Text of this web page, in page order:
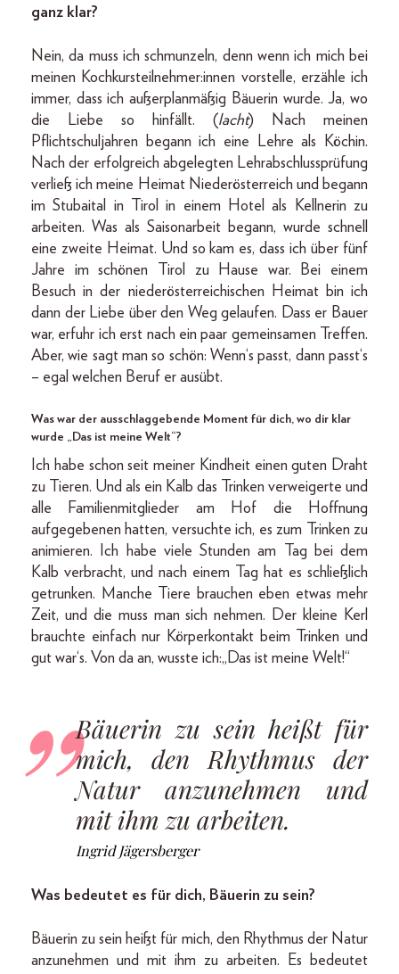
ganz klar?
Nein, da muss ich schmunzeln, denn wenn ich mich bei
meinen Kochkursteilnehmer:innen vorstelle, erzähle ich
immer, dass ich außerplanmäßig Bäuerin wurde. Ja, wo
die Liebe so hinfällt. (lacht) Nach meinen
Pflichtschuljahren begann ich eine Lehre als Köchin.
Nach der erfolgreich abgelegten Lehrabschlussprüfung
verließ ich meine Heimat Niederösterreich und begann
im Stubaital in Tirol in einem Hotel als Kellnerin zu
arbeiten. Was als Saisonarbeit begann, wurde schnell
eine zweite Heimat. Und so kam es, dass ich über fünf
Jahre im schönen Tirol zu Hause war. Bei einem
Besuch in der niederösterreichischen Heimat bin ich
dann der Liebe über den Weg gelaufen. Dass er Bauer
war, erfuhr ich erst nach ein paar gemeinsamen Treffen.
Aber, wie sagt man so schön: Wenn‘s passt, dann passt‘s
– egal welchen Beruf er ausübt.
Was war der ausschlaggebende Moment für dich, wo dir klar
wurde „Das ist meine Welt“?
Ich habe schon seit meiner Kindheit einen guten Draht
zu Tieren. Und als ein Kalb das Trinken verweigerte und
alle Familienmitglieder am Hof die Hoffnung
aufgegebenen hatten, versuchte ich, es zum Trinken zu
animieren. Ich habe viele Stunden am Tag bei dem
Kalb verbracht, und nach einem Tag hat es schließlich
getrunken. Manche Tiere brauchen eben etwas mehr
Zeit, und die muss man sich nehmen. Der kleine Kerl
brauchte einfach nur Körperkontakt beim Trinken und
gut war‘s. Von da an, wusste ich:„Das ist meine Welt!“
Bäuerin zu sein heißt für
mich, den Rhythmus der
Natur anzunehmen und
mit ihm zu arbeiten.
Ingrid Jägersberger
Was bedeutet es für dich, Bäuerin zu sein?
Bäuerin zu sein heißt für mich, den Rhythmus der Natur
anzunehmen und mit ihm zu arbeiten. Es bedeutet